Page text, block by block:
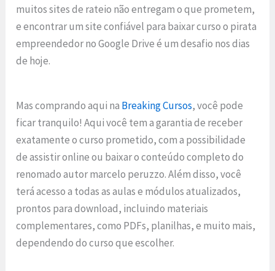
muitos sites de rateio não entregam o que prometem,
e encontrar um site confiável para baixar curso o pirata
empreendedor no Google Drive é um desafio nos dias
de hoje.
Mas comprando aqui na Breaking Cursos, você pode
ficar tranquilo! Aqui você tem a garantia de receber
exatamente o curso prometido, com a possibilidade
de assistir online ou baixar o conteúdo completo do
renomado autor marcelo peruzzo. Além disso, você
terá acesso a todas as aulas e módulos atualizados,
prontos para download, incluindo materiais
complementares, como PDFs, planilhas, e muito mais,
dependendo do curso que escolher.